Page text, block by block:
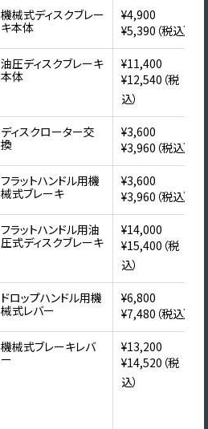
機械式ディスクブレー
キ本体
¥4,900
¥5,390（税込）
油圧ディスクブレーキ
本体
¥11,400
¥12,540（税
込）
ディスクローター交
換
¥3,600
¥3,960（税込）
フラットハンドル用機
械式ブレーキ
¥3,600
¥3,960（税込）
フラットハンドル用油
圧式ディスクブレーキ
¥14,000
¥15,400（税
込）
ドロップハンドル用機
械式レバー
¥6,800
¥7,480（税込）
機械式ブレーキレバ
ー
¥13,200
¥14,520（税
込）